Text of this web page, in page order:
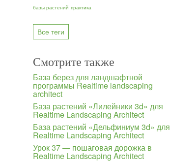
базы растений практика
Все теги
Смотрите также
База берез для ландшафтной
программы Realtime landscaping
architect
База растений «Лилейники 3d» для
Realtime Landscaping Architect
База растений «Дельфиниум 3d» для
Realtime Landscaping Architect
Урок 37 — пошаговая дорожка в
Realtime Landscaping Architect